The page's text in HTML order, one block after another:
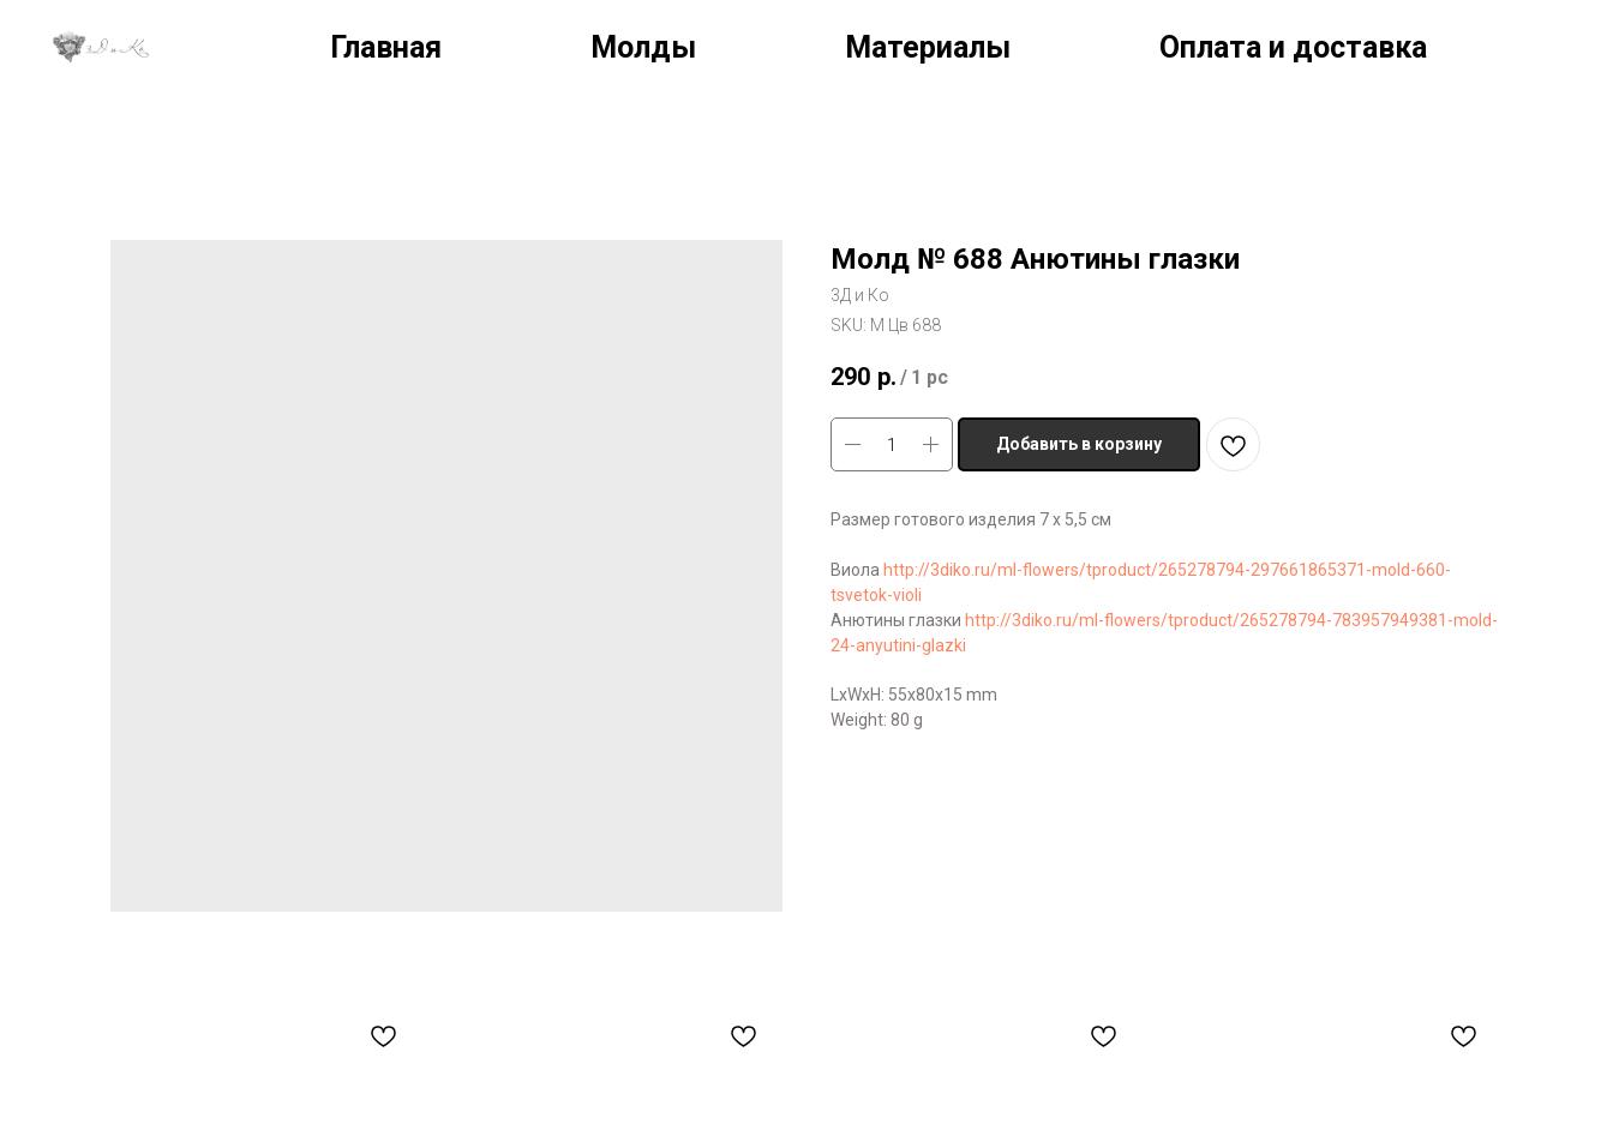
Главная Молды Материалы Оплата и доставка
Молд № 688 Анютины глазки
3Д и Ко
SKU: М Цв 688
290 р. / 1 pc
Добавить в корзину
Размер готового изделия 7 х 5,5 см
Виола http://3diko.ru/ml-flowers/tproduct/265278794-297661865371-mold-660-
tsvetok-violi
Анютины глазки http://3diko.ru/ml-flowers/tproduct/265278794-783957949381-mold-
24-anyutini-glazki
LxWxH: 55x80x15 mm
Weight: 80 g